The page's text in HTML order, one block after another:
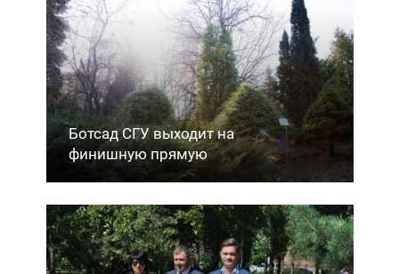
Ботсад СГУ выходит на
финишную прямую